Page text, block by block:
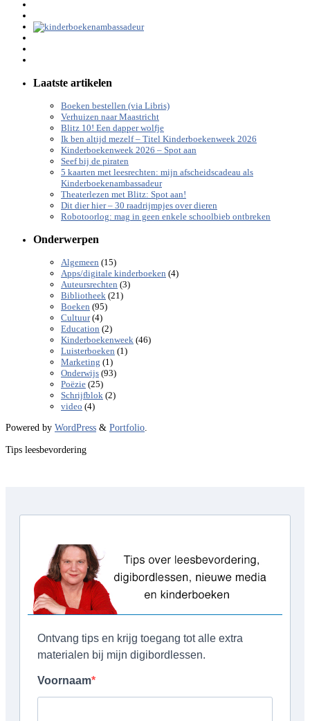
Laatste artikelen
Boeken bestellen (via Libris)
Verhuizen naar Maastricht
Blitz 10! Een dapper wolfje
Ik ben altijd mezelf – Titel Kinderboekenweek 2026
Kinderboekenweek 2026 – Spot aan
Seef bij de piraten
5 kaarten met leesrechten: mijn afscheidscadeau als
Kinderboekenambassadeur
Theaterlezen met Blitz: Spot aan!
Dit dier hier – 30 raadrijmpjes over dieren
Robotoorlog: mag in geen enkele schoolbieb ontbreken
Onderwerpen
Algemeen (15)
Apps/digitale kinderboeken (4)
Auteursrechten (3)
Bibliotheek (21)
Boeken (95)
Cultuur(4)
Education (2)
Kinderboekenweek (46)
Luisterboeken (1)
Marketing (1)
Onderwijs (93)
Poëzie (25)
Schrijfblok (2)
video (4)
Powered by WordPress & Portfolio.
Tips leesbevordering